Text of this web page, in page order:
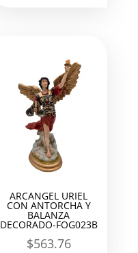
ARCANGEL URIEL
CON ANTORCHA Y
BALANZA
DECORADO-FOG023B
$563.76